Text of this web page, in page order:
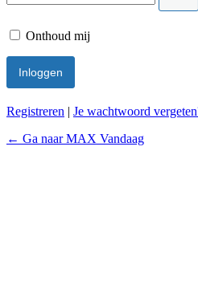
Onthoud mij
Registreren | Je wachtwoord
← Ga naar MAX Vandaag